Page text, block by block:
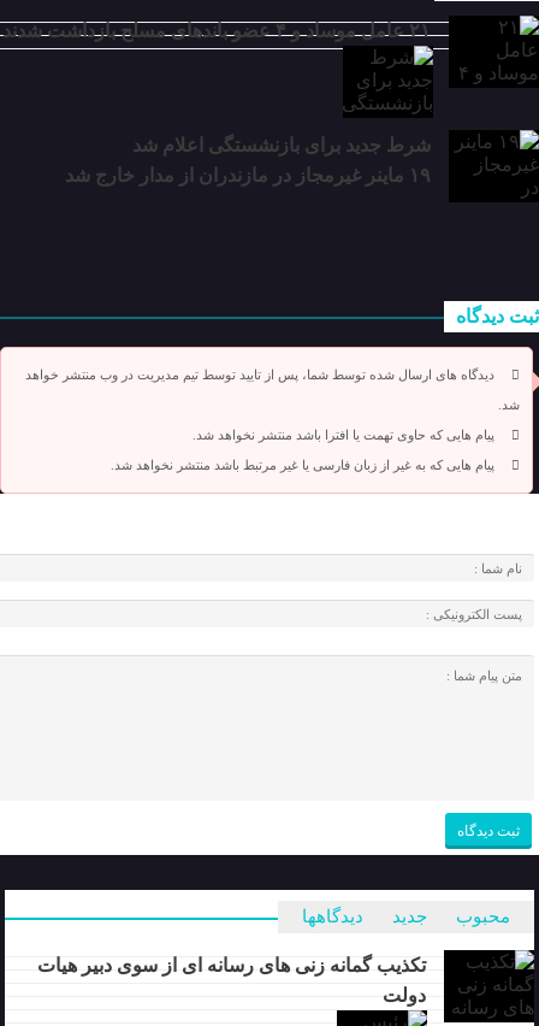
۲۱ عامل موساد و ۴ عضو باند‌های مسلح بازداشت شدند
شرط جدید برای بازنشستگی اعلام شد
۱۹ ماینر غیرمجاز در مازندران از مدار خارج شد
ثبت دیدگاه
دیدگاه های ارسال شده توسط شما، پس از تایید توسط تیم مدیریت در وب منتشر خواهد
شد.
پیام هایی که حاوی تهمت یا افترا باشد منتشر نخواهد شد.
پیام هایی که به غیر از زبان فارسی یا غیر مرتبط باشد منتشر نخواهد شد.
محبوب جدید دیدگاهها
تکذیب گمانه زنی های رسانه ای از سوی دبیر هیات
دولت